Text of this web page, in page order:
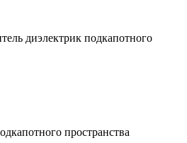
диэлектрик подкапотного
пространства